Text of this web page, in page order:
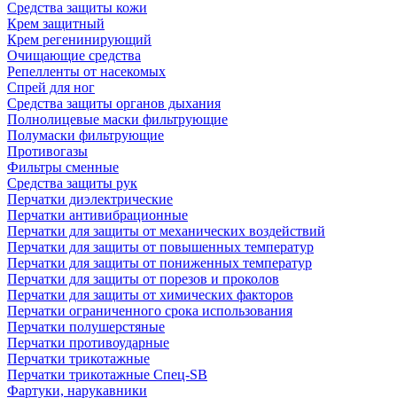
Средства защиты кожи
Крем защитный
Крем регенинирующий
Очищающие средства
Репелленты от насекомых
Спрей для ног
Средства защиты органов дыхания
Полнолицевые маски фильтрующие
Полумаски фильтрующие
Противогазы
Фильтры сменные
Средства защиты рук
Перчатки диэлектрические
Перчатки антивибрационные
Перчатки для защиты от механических воздействий
Перчатки для защиты от повышенных температур
Перчатки для защиты от пониженных температур
Перчатки для защиты от порезов и проколов
Перчатки для защиты от химических факторов
Перчатки ограниченного срока использования
Перчатки полушерстяные
Перчатки противоударные
Перчатки трикотажные
Перчатки трикотажные Спец-SB
Фартуки, нарукавники